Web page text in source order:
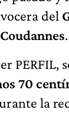
del
.
PERFIL,
70
la